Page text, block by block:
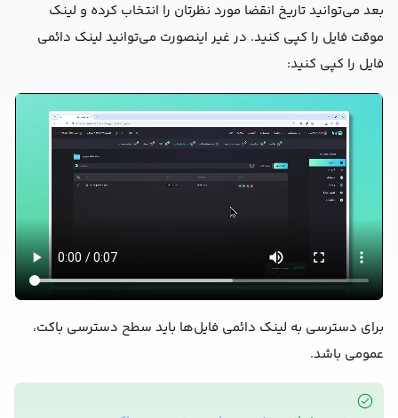
بعد می‌توانید تاریخ انقضا مورد نظرتان را انتخاب کرده و لینک
موقت فایل را کپی کنید. در غیر اینصورت می‌توانید لینک دائمی
فایل را کپی کنید:
برای دسترسی به لینک دائمی فایل‌ها باید سطح دسترسی باکت،
عمومی باشد.